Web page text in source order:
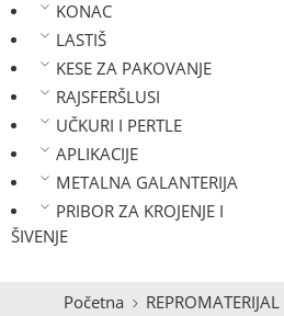
KONAC
LASTIŠ
KESE ZA PAKOVANJE
RAJSFERŠLUSI
UČKURI I PERTLE
APLIKACIJE
METALNA GALANTERIJA
PRIBOR ZA KROJENJE I
ŠIVENJE
Početna REPROMATERIJAL